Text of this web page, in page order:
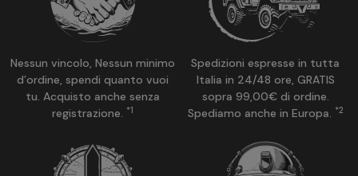
Nessun vincolo, Nessun minimo
d’ordine, spendi quanto vuoi
tu. Acquisto anche senza
registrazione. *1
Spedizioni espresse in tutta
Italia in 24/48 ore, GRATIS
sopra 99,00€ di ordine.
Spediamo anche in Europa. *2